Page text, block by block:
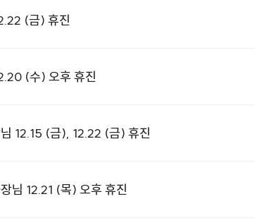
(금) 휴진
(수) 오후 휴진
12.15 (금), 12.22 (금) 휴진
님 12.21 (목) 오후 휴진